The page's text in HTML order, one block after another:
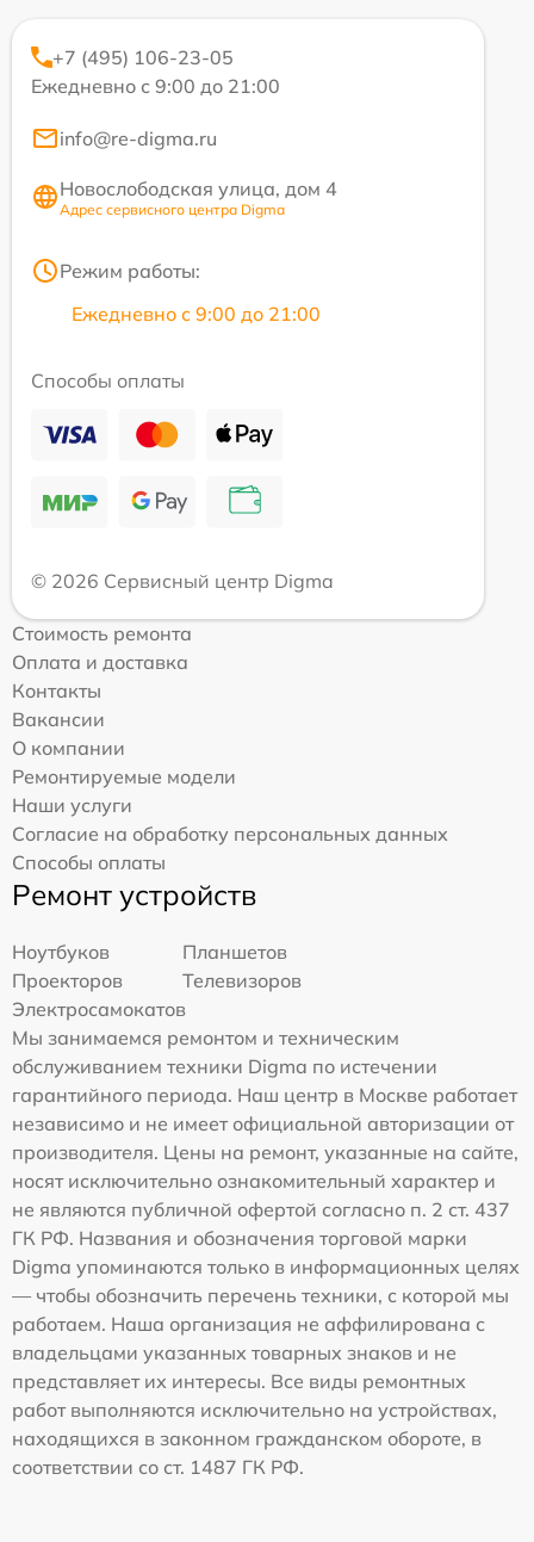
+7 (495) 106-23-05
Ежедневно с 9:00 до 21:00
info@re-digma.ru
Новослободская улица, дом 4
Адрес сервисного центра Digma
Режим работы:
Ежедневно с 9:00 до 21:00
Способы оплаты
© 2026 Сервисный центр Digma
Стоимость ремонта
Оплата и доставка
Контакты
Вакансии
О компании
Ремонтируемые модели
Наши услуги
Согласие на обработку персональных данных
Способы оплаты
Ремонт устройств
Ноутбуков
Планшетов
Проекторов
Телевизоров
Электросамокатов
Мы занимаемся ремонтом и техническим
обслуживанием техники Digma по истечении
гарантийного периода. Наш центр в Москве работает
независимо и не имеет официальной авторизации от
производителя. Цены на ремонт, указанные на сайте,
носят исключительно ознакомительный характер и
не являются публичной офертой согласно п. 2 ст. 437
ГК РФ. Названия и обозначения торговой марки
Digma упоминаются только в информационных целях
— чтобы обозначить перечень техники, с которой мы
работаем. Наша организация не аффилирована с
владельцами указанных товарных знаков и не
представляет их интересы. Все виды ремонтных
работ выполняются исключительно на устройствах,
находящихся в законном гражданском обороте, в
соответствии со ст. 1487 ГК РФ.